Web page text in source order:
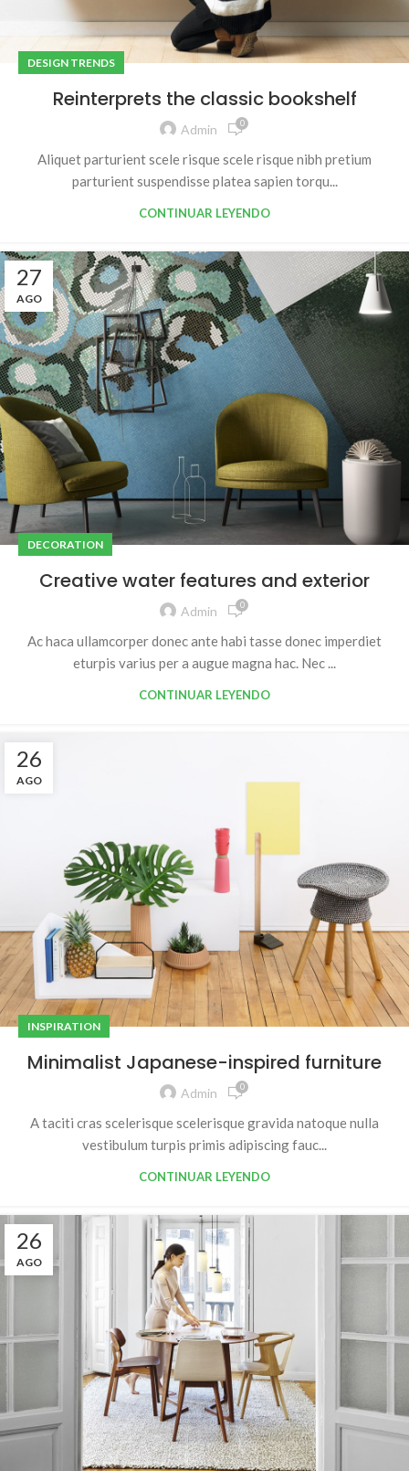
DESIGN TRENDS
Reinterprets the classic bookshelf
Admin 0
Aliquet parturient scele risque scele risque nibh pretium
parturient suspendisse platea sapien torqu...
CONTINUAR LEYENDO
27
AGO
DECORATION
Creative water features and exterior
Admin 0
Ac haca ullamcorper donec ante habi tasse donec imperdiet
eturpis varius per a augue magna hac. Nec ...
CONTINUAR LEYENDO
26
AGO
INSPIRATION
Minimalist Japanese-inspired furniture
Admin 0
A taciti cras scelerisque scelerisque gravida natoque nulla
vestibulum turpis primis adipiscing fauc...
CONTINUAR LEYENDO
26
AGO